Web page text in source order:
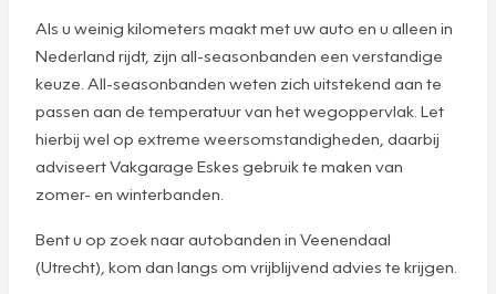
Als u weinig kilometers maakt met uw auto en u alleen in
Nederland rijdt, zijn all-seasonbanden een verstandige
keuze. All-seasonbanden weten zich uitstekend aan te
passen aan de temperatuur van het wegoppervlak. Let
hierbij wel op extreme weersomstandigheden, daarbij
adviseert Vakgarage Eskes gebruik te maken van
zomer- en winterbanden.
Bent u op zoek naar autobanden in Veenendaal
(Utrecht), kom dan langs om vrijblijvend advies te krijgen.